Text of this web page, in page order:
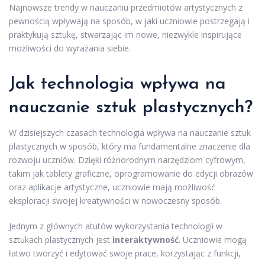
Najnowsze trendy w nauczaniu przedmiotów artystycznych z
pewnością wpływają na sposób, w jaki uczniowie postrzegają i
praktykują sztukę, stwarzając im nowe, niezwykle inspirujące
możliwości do wyrażania siebie.
Jak technologia wpływa na
nauczanie sztuk plastycznych?
W dzisiejszych czasach technologia wpływa na nauczanie sztuk
plastycznych w sposób, który ma fundamentalne znaczenie dla
rozwoju uczniów. Dzięki różnorodnym narzędziom cyfrowym,
takim jak tablety graficzne, oprogramowanie do edycji obrazów
oraz aplikacje artystyczne, uczniowie mają możliwość
eksploracji swojej kreatywności w nowoczesny sposób.
Jednym z głównych atutów wykorzystania technologii w
sztukach plastycznych jest interaktywność. Uczniowie mogą
łatwo tworzyć i edytować swoje prace, korzystając z funkcji,